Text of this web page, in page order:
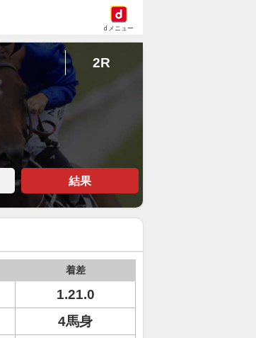
dメニュー
2R
結果
着差
1.21.0
4馬身